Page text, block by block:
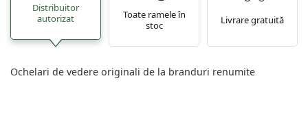
Distribuitor
autorizat
Toate ramele în
stoc
Livrare gratuită
Ochelari de vedere originali de la branduri renumite